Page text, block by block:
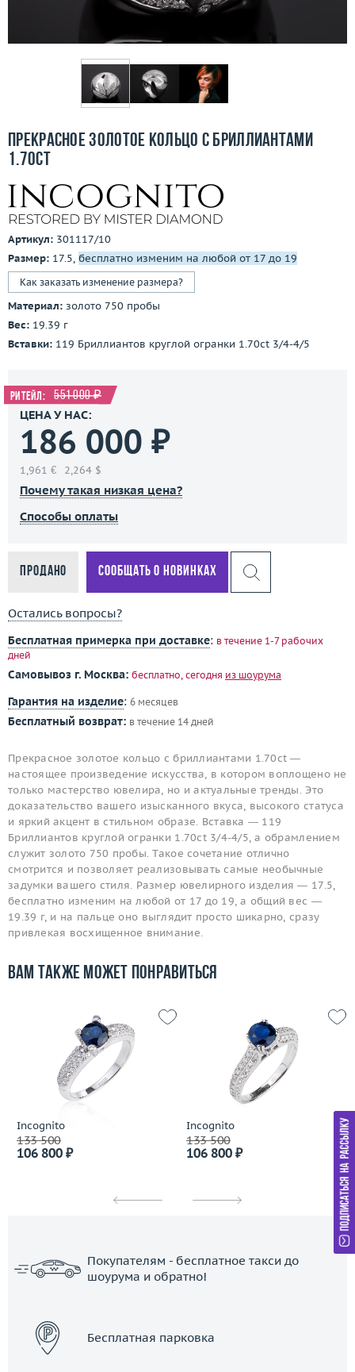
Бесплатная доставка
Покупка и оплата
Контакты
3D-тур по шоуруму
Прекрасное золотое кольцо с бриллиантами
1.70ct
Артикул: 301117/10
Размер: 17.5, бесплатно изменим на любой от 17 до 19
Как заказать изменение размера?
Материал: золото 750 пробы
Вес: 19.39 г
Вставки: 119 Бриллиантов круглой огранки 1.70ct 3/4-4/5
Ритейл: 551 000 ₽
ЦЕНА У НАС:
186 000 ₽
1,961 € 2,264 $
Почему такая низкая цена?
Способы оплаты
Продано Сообщать о новинках
Остались вопросы?
Бесплатная примерка при доставке: в течение 1-7 рабочих
дней
Самовывоз г. Москва: бесплатно, сегодня из шоурума
Гарантия на изделие: 6 месяцев
Бесплатный возврат: в течение 14 дней
Прекрасное золотое кольцо с бриллиантами 1.70ct —
настоящее произведение искусства, в котором воплощено не
только мастерство ювелира, но и актуальные тренды. Это
доказательство вашего изысканного вкуса, высокого статуса
и яркий акцент в стильном образе. Вставка — 119
Бриллиантов круглой огранки 1.70ct 3/4-4/5, а обрамлением
служит золото 750 пробы. Такое сочетание отлично
смотрится и позволяет реализовывать самые необычные
задумки вашего стиля. Размер ювелирного изделия — 17.5,
бесплатно изменим на любой от 17 до 19, а общий вес —
19.39 г, и на пальце оно выглядит просто шикарно, сразу
привлекая восхищенное внимание.
Вам также может понравиться
Incognito
133 500
106 800 ₽
Incognito
133 500
106 800 ₽
Покупателям - бесплатное такси до
шоурума и обратно!
Бесплатная парковка